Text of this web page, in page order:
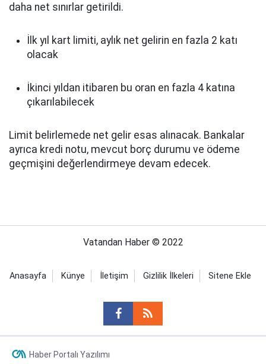
daha net sınırlar getirildi.
İlk yıl kart limiti, aylık net gelirin en fazla 2 katı
olacak
İkinci yıldan itibaren bu oran en fazla 4 katına
çıkarılabilecek
Limit belirlemede net gelir esas alınacak. Bankalar
ayrıca kredi notu, mevcut borç durumu ve ödeme
geçmişini değerlendirmeye devam edecek.
Vatandan Haber © 2022
Anasayfa Künye İletişim Gizlilik İlkeleri Sitene Ekle
Haber Portalı Yazılımı